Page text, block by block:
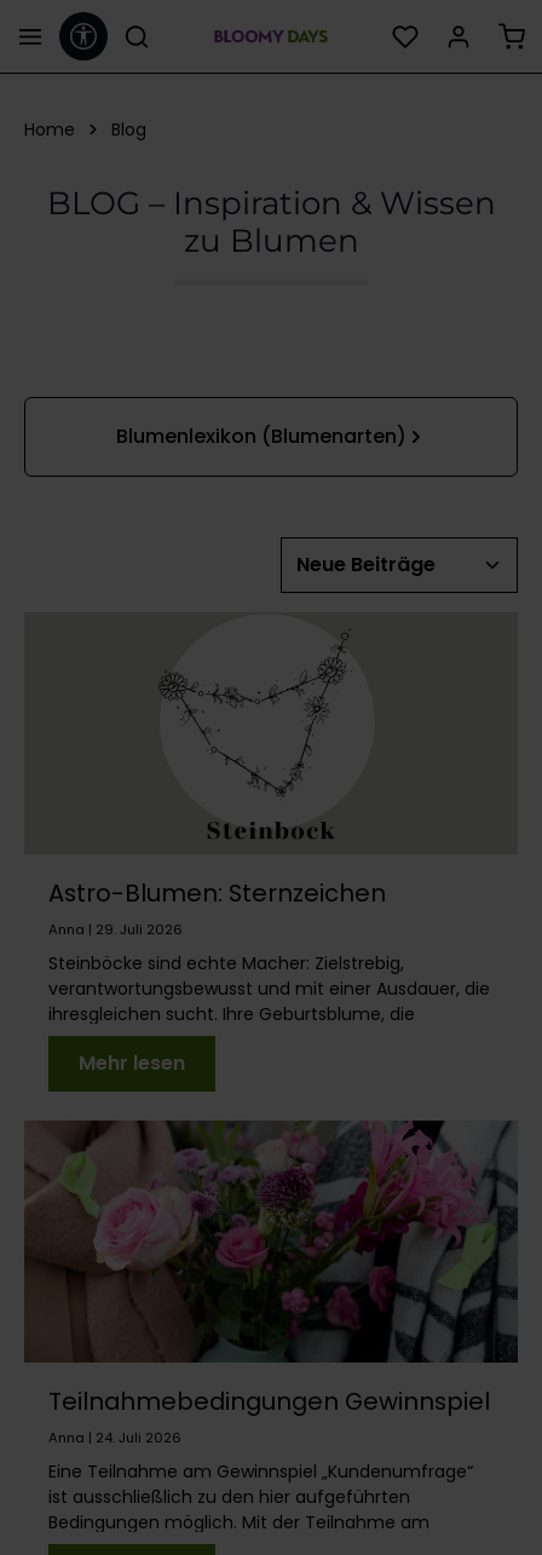
springenWerkzeugleiste anzeigen
Home Blog
BLOG – Inspiration & Wissen
zu Blumen
Kategoriegalerie überspringen
Blumenlexikon (Blumenarten)
Astro-Blumen: Sternzeichen
Steinbock
Anna | 29. Juli 2026
Steinböcke sind echte Macher: Zielstrebig,
verantwortungsbewusst und mit einer Ausdauer, die
ihresgleichen sucht. Ihre Geburtsblume, die
Chrysantheme,...
Mehr lesen
Teilnahmebedingungen Gewinnspiel
Kundenumfrage
Anna | 24. Juli 2026
Eine Teilnahme am Gewinnspiel „Kundenumfrage“
ist ausschließlich zu den hier aufgeführten
Bedingungen möglich. Mit der Teilnahme am
Gewinnspiel erkenn...